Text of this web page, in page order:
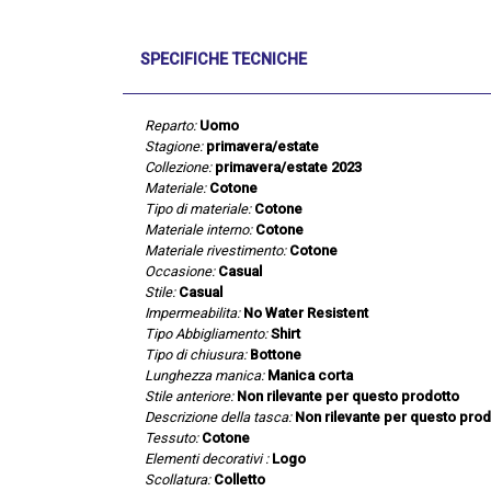
SPECIFICHE TECNICHE
Reparto: Uomo
Stagione: primavera/estate
Collezione: primavera/estate 2023
Materiale: Cotone
Tipo di materiale: Cotone
Materiale interno: Cotone
Materiale rivestimento: Cotone
Occasione: Casual
Stile: Casual
Impermeabilita: No Water Resistent
Tipo Abbigliamento: Shirt
Tipo di chiusura: Bottone
Lunghezza manica: Manica corta
Stile anteriore: Non rilevante per questo prodotto
Descrizione della tasca: Non rilevante per questo
Tessuto: Cotone
Elementi decorativi : Logo
Scollatura: Colletto